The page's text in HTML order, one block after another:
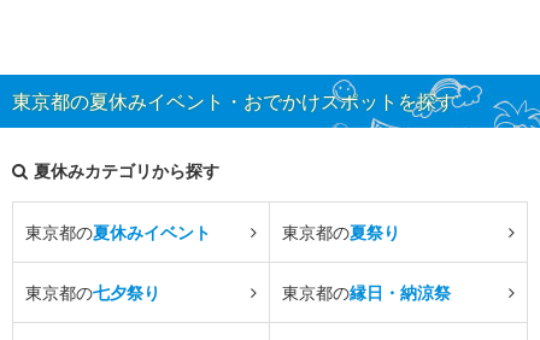
東京都の夏休みイベント・おでかけスポットを探す
夏休みカテゴリから探す
東京都の夏休みイベント 東京都の夏祭り
東京都の七夕祭り 東京都の縁日・納涼祭